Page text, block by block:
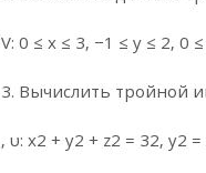
V: 0 ≤ x ≤ 3, −1 ≤ y ≤ 2, 0
3. Вычислить тройной
, υ: x2 + y2 + z2 = 32, y2